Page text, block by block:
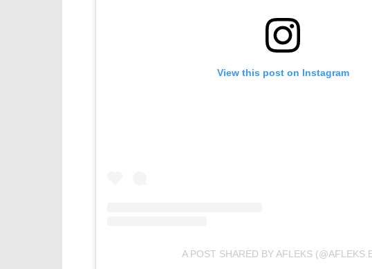
View this post on Instagram
A POST SHARED BY AFLEKS